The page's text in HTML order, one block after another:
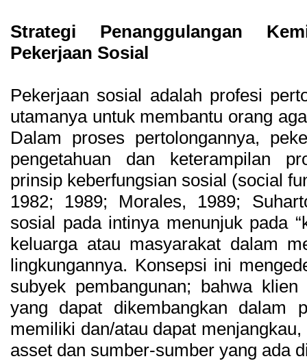
Strategi Penanggulangan
Pekerjaan Sosial
Pekerjaan sosial adalah profesi
utamanya untuk membantu orang
Dalam proses pertolongannya,
pengetahuan dan keterampilan
prinsip keberfungsian sosial (social
1982; 1989; Morales, 1989;
sosial pada intinya menunjuk pada
keluarga atau masyarakat dalam
lingkungannya. Konsepsi ini
subyek pembangunan; bahwa
yang dapat dikembangkan dalam
memiliki dan/atau dapat
asset dan sumber-sumber yang ada